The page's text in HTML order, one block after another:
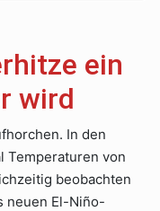
ein
wird
In den
Temperaturen von
beobachten
neuen El-Niño-